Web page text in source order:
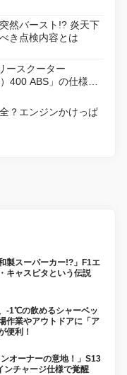
然バースト!? 炎天下
き点検内容とは
ースクーター
400 ABS」の仕様を
？エンジンかけっぱ
製スーパーカー!?」F1エ
キャスピタという伝説
-1℃の飲めるシャーベッ
作業やアウトドアに「ア
便利！
オーナーの意地！」S13
ンチャージ仕様で覚醒